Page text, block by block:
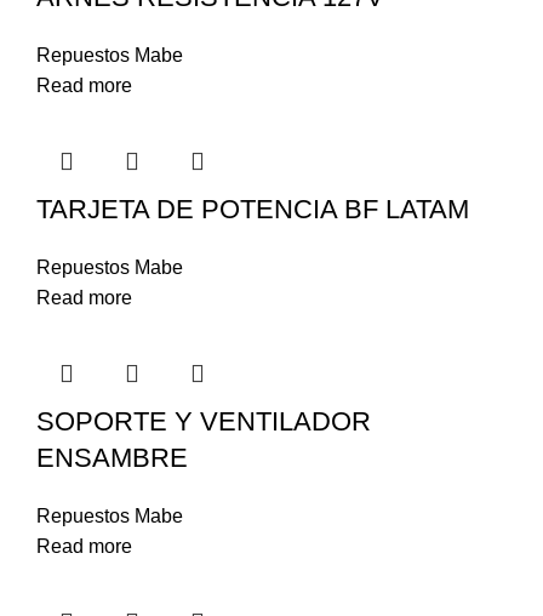
Repuestos Mabe
Read more
TARJETA DE POTENCIA BF LATAM
Repuestos Mabe
Read more
SOPORTE Y VENTILADOR
ENSAMBRE
Repuestos Mabe
Read more